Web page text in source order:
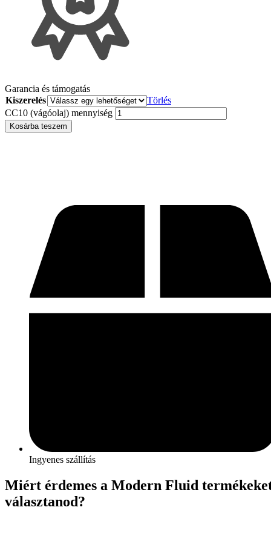
Garancia és támogatás
Kiszerelés
Törlés
CC10 (vágóolaj) mennyiség
Kosárba teszem
Ingyenes szállítás
Miért érdemes a Modern Fluid
választanod?